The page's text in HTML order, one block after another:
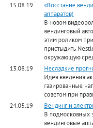
15.08.19
«Восстание
аппаратов)
В новом
вендинговый
этим роликом
пристыдить
окружающую
13.08.19
Несладкие
Идея введения
газированные
советом при
24.05.19
Вендинг и
В подмосковных
вендинговые